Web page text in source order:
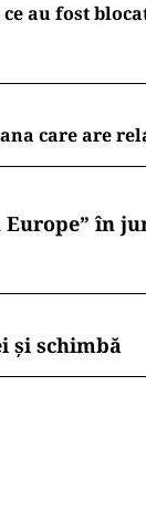
au fost
care are
Europe” în
și schimbă